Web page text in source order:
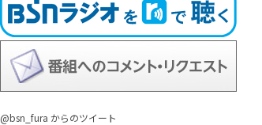
@bsn_fura からのツイート